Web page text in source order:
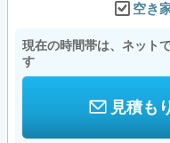
空き
現在の時間帯は、ネット
す
見積も